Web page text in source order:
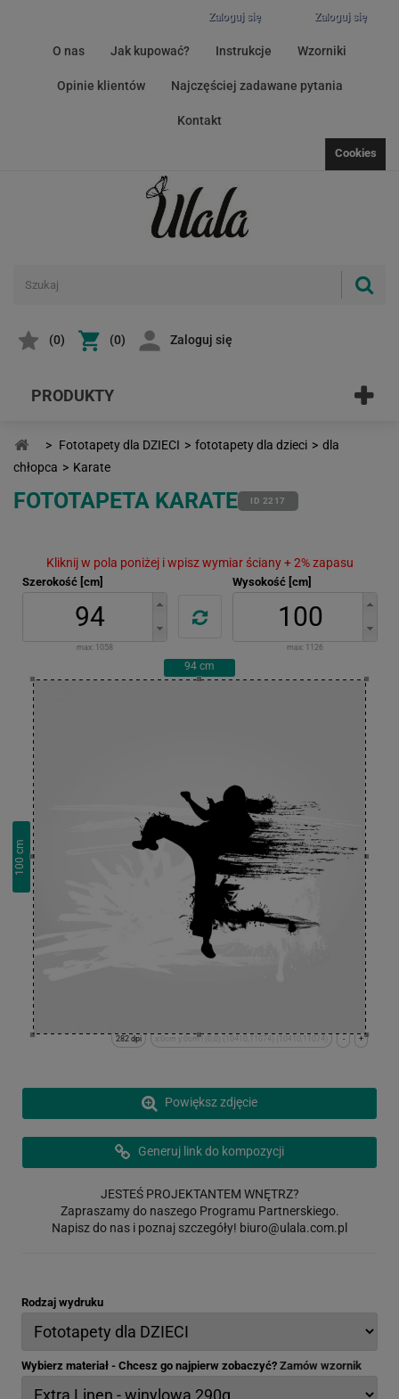
Zaloguj się
Zaloguj się
O nas Jak kupować? Instrukcje Wzorniki
Opinie klientów Najczęściej zadawane pytania
Kontakt
Cookies
(0) (0) Zaloguj się
PRODUKTY
> Fototapety dla DZIECI > fototapety dla dzieci > dla
chłopca > Karate
FOTOTAPETA KARATE ID 2217
Kliknij w pola poniżej i wpisz wymiar ściany + 2% zapasu
Szerokość [cm]
max: 1058
Wysokość [cm]
max: 1126
94 cm
100
cm
+
-
x:0cm y:0cm | (0,0) (10410,11074) (10410,11074)
282 dpi
Powiększ zdjęcie
Generuj link do kompozycji
JESTEŚ PROJEKTANTEM WNĘTRZ?
Zapraszamy do naszego Programu Partnerskiego.
Napisz do nas i poznaj szczegóły! biuro@ulala.com.pl
Rodzaj wydruku
Wybierz materiał - Chcesz go najpierw zobaczyć? Zamów wzornik